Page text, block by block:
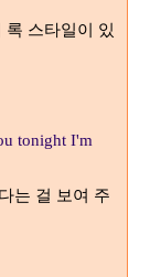
록 스타일이 있
tonight I'm
는 걸 보여 주